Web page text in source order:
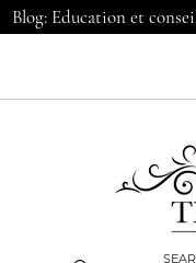
Blog: Education et